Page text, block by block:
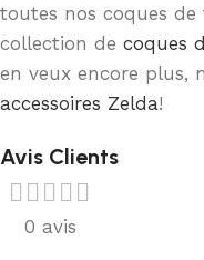
toutes nos coques
collection de coques
en veux encore plus,
accessoires Zelda!
Avis Clients
0 avis